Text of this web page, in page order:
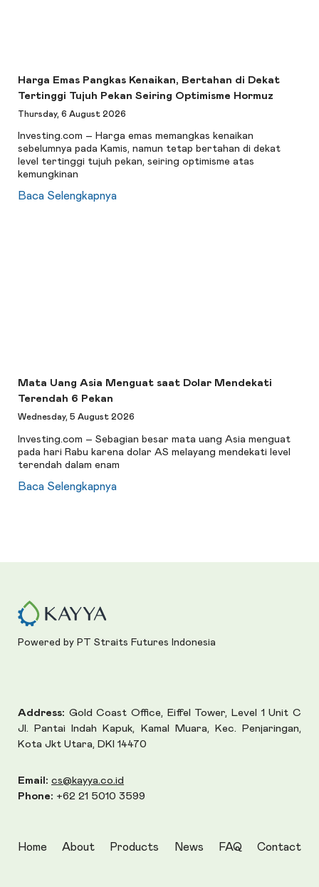
Harga Emas Pangkas Kenaikan, Bertahan di Dekat
Tertinggi Tujuh Pekan Seiring Optimisme Hormuz
Thursday, 6 August 2026
Investing.com – Harga emas memangkas kenaikan
sebelumnya pada Kamis, namun tetap bertahan di dekat
level tertinggi tujuh pekan, seiring optimisme atas
kemungkinan
Baca Selengkapnya
Mata Uang Asia Menguat saat Dolar Mendekati
Terendah 6 Pekan
Wednesday, 5 August 2026
Investing.com – Sebagian besar mata uang Asia menguat
pada hari Rabu karena dolar AS melayang mendekati level
terendah dalam enam
Baca Selengkapnya
Powered by PT Straits Futures Indonesia
Address: Gold Coast Office, Eiffel Tower, Level 1 Unit C
Jl. Pantai Indah Kapuk, Kamal Muara, Kec. Penjaringan,
Kota Jkt Utara, DKI 14470
Email: cs@kayya.co.id
Phone: +62 21 5010 3599
Home About Products News FAQ Contact